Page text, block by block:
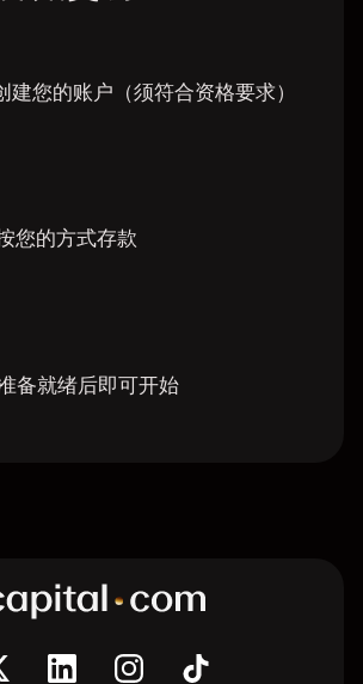
建您的账户（须符合资格要求）
您的方式存款
备就绪后即可开始